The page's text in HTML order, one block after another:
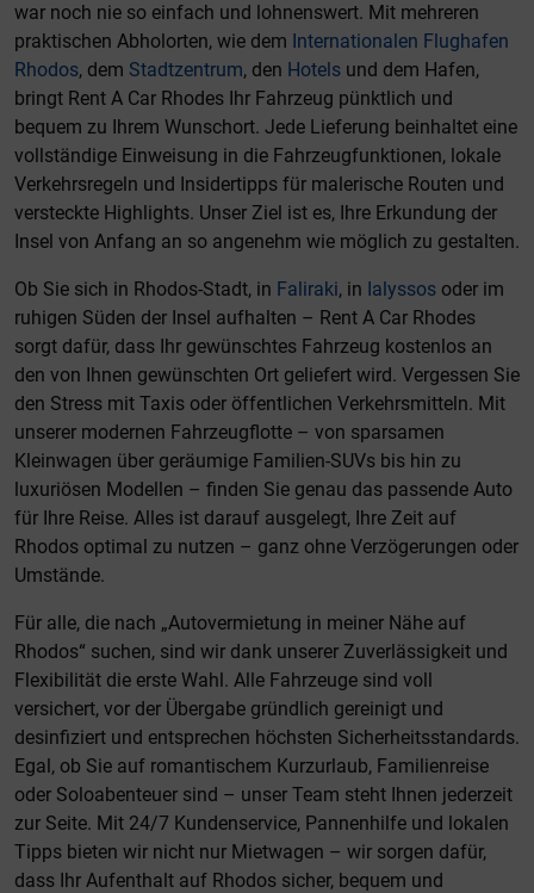
war noch nie so einfach und lohnenswert. Mit mehreren
praktischen Abholorten, wie dem Internationalen Flughafen
Rhodos, dem Stadtzentrum, den Hotels und dem Hafen,
bringt Rent A Car Rhodes Ihr Fahrzeug pünktlich und
bequem zu Ihrem Wunschort. Jede Lieferung beinhaltet eine
vollständige Einweisung in die Fahrzeugfunktionen, lokale
Verkehrsregeln und Insidertipps für malerische Routen und
versteckte Highlights. Unser Ziel ist es, Ihre Erkundung der
Insel von Anfang an so angenehm wie möglich zu gestalten.
Ob Sie sich in Rhodos-Stadt, in Faliraki, in Ialyssos oder im
ruhigen Süden der Insel aufhalten – Rent A Car Rhodes
sorgt dafür, dass Ihr gewünschtes Fahrzeug kostenlos an
den von Ihnen gewünschten Ort geliefert wird. Vergessen Sie
den Stress mit Taxis oder öffentlichen Verkehrsmitteln. Mit
unserer modernen Fahrzeugflotte – von sparsamen
Kleinwagen über geräumige Familien-SUVs bis hin zu
luxuriösen Modellen – finden Sie genau das passende Auto
für Ihre Reise. Alles ist darauf ausgelegt, Ihre Zeit auf
Rhodos optimal zu nutzen – ganz ohne Verzögerungen oder
Umstände.
Für alle, die nach „Autovermietung in meiner Nähe auf
Rhodos“ suchen, sind wir dank unserer Zuverlässigkeit und
Flexibilität die erste Wahl. Alle Fahrzeuge sind voll
versichert, vor der Übergabe gründlich gereinigt und
desinfiziert und entsprechen höchsten Sicherheitsstandards.
Egal, ob Sie auf romantischem Kurzurlaub, Familienreise
oder Soloabenteuer sind – unser Team steht Ihnen jederzeit
zur Seite. Mit 24/7 Kundenservice, Pannenhilfe und lokalen
Tipps bieten wir nicht nur Mietwagen – wir sorgen dafür,
dass Ihr Aufenthalt auf Rhodos sicher, bequem und